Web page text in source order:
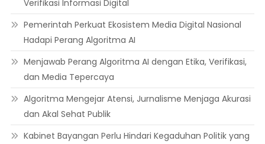
Verifikasi Informasi Digital
Pemerintah Perkuat Ekosistem Media Digital Nasional
Hadapi Perang Algoritma AI
Menjawab Perang Algoritma AI dengan Etika, Verifikasi,
dan Media Tepercaya
Algoritma Mengejar Atensi, Jurnalisme Menjaga Akurasi
dan Akal Sehat Publik
Kabinet Bayangan Perlu Hindari Kegaduhan Politik yang